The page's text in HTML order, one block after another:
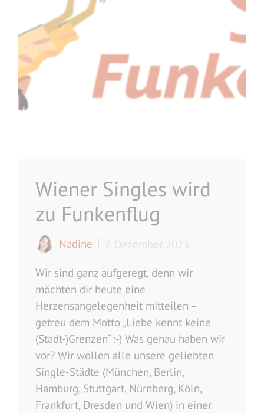
Wiener Singles wird
zu Funkenflug
Nadine
7. Dezember 2023
Wir sind ganz aufgeregt, denn wir
möchten dir heute eine
Herzensangelegenheit mitteilen –
getreu dem Motto „Liebe kennt keine
(Stadt-)Grenzen“ :-) Was genau haben wir
vor? Wir wollen alle unsere geliebten
Single-Städte (München, Berlin,
Hamburg, Stuttgart, Nürnberg, Köln,
Frankfurt, Dresden und Wien) in einer